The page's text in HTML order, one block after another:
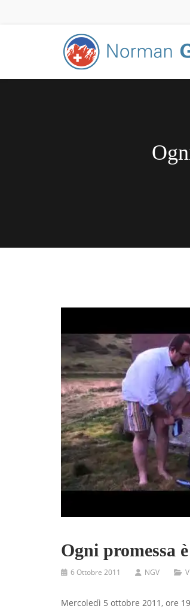
Ogni promessa
6 Ottobre 2011 NGV
Mercoledì 5 ottobre 2011, ore